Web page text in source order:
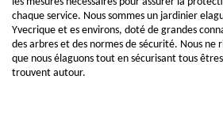
chaque service. Nous sommes un jardinier
Yvecrique et es environs, doté de grandes
des arbres et des normes de sécurité. Nous ne
que nous élaguons tout en sécurisant tous
trouvent autour.